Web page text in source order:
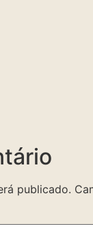
publicado.